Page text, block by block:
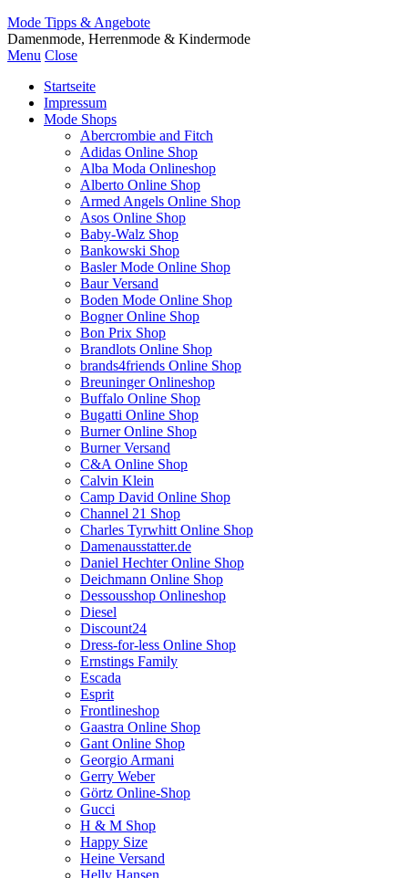
Mode Tipps & Angebote
Damenmode, Herrenmode & Kindermode
Menu Close
Startseite
Impressum
Mode Shops
Abercrombie and Fitch
Adidas Online Shop
Alba Moda Onlineshop
Alberto Online Shop
Armed Angels Online Shop
Asos Online Shop
Baby-Walz Shop
Bankowski Shop
Basler Mode Online Shop
Baur Versand
Boden Mode Online Shop
Bogner Online Shop
Bon Prix Shop
Brandlots Online Shop
brands4friends Online Shop
Breuninger Onlineshop
Buffalo Online Shop
Bugatti Online Shop
Burner Online Shop
Burner Versand
C&A Online Shop
Calvin Klein
Camp David Online Shop
Channel 21 Shop
Charles Tyrwhitt Online Shop
Damenausstatter.de
Daniel Hechter Online Shop
Deichmann Online Shop
Dessousshop Onlineshop
Diesel
Discount24
Dress-for-less Online Shop
Ernstings Family
Escada
Esprit
Frontlineshop
Gaastra Online Shop
Gant Online Shop
Georgio Armani
Gerry Weber
Görtz Online-Shop
Gucci
H & M Shop
Happy Size
Heine Versand
Helly Hansen